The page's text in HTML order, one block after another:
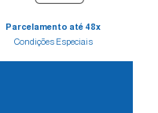
Parcelamento até 48x
Condições Especiais